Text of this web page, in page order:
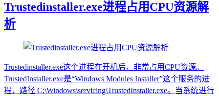
Trustedinstaller.exe进程占用CPU资源解
析
Trustedinstaller.exe这个进程在开机后，非常占用CPU资源。
TrustedInstaller.exe是“Windows Modules Installer”这个服务的进
程，路径 C:\Windows\servicing\TrustedInstaller.exe。当系统进行